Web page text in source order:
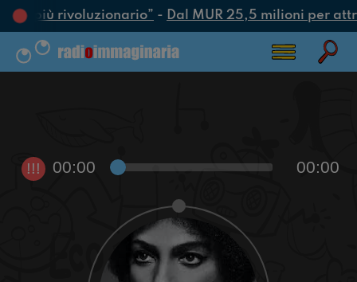
più rivoluzionario”- Dal MUR 25,5 milioni per
!!! 00:00 00:00